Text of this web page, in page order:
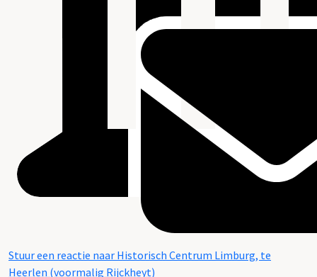
Stuur een reactie naar Historisch Centrum Limburg, te
Heerlen (voormalig Rijckheyt)